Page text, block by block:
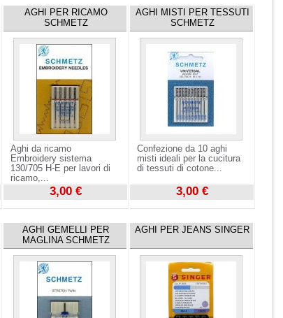
AGHI PER RICAMO
SCHMETZ
Aghi da ricamo
Embroidery sistema
130/705 H-E per lavori di
ricamo,...
3,00 €
AGHI MISTI PER TESSUTI
SCHMETZ
Confezione da 10 aghi
misti ideali per la cucitura
di tessuti di cotone...
3,00 €
AGHI GEMELLI PER
MAGLINA SCHMETZ
AGHI PER JEANS SINGER